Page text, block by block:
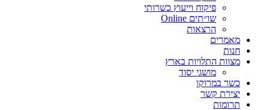
פיקוח וייעוץ כשרותי
שו״תים Online
הרצאות
מאמרים
חנות
מצוות התלויות בארץ
מושגי יסוד
כשר במרוקו
יצירת קשר
תרומות